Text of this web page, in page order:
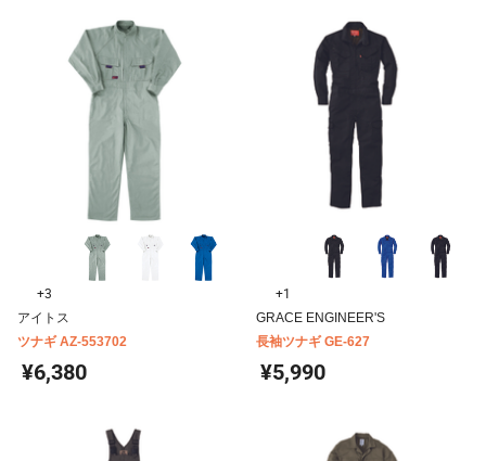
+3
アイトス
ツナギ AZ-553702
¥6,380
+1
GRACE ENGINEER'S
長袖ツナギ GE-627
¥5,990